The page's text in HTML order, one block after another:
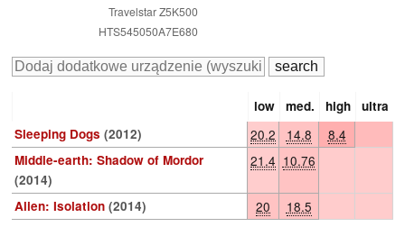
Travelstar Z5K500
HTS545050A7E680
low med. high
ultra
Sleeping Dogs (2012) 20.2 14.8 8.4
Middle-earth: Shadow of Mordor
(2014)
21.4 10.76
Alien: Isolation (2014) 20 18.5